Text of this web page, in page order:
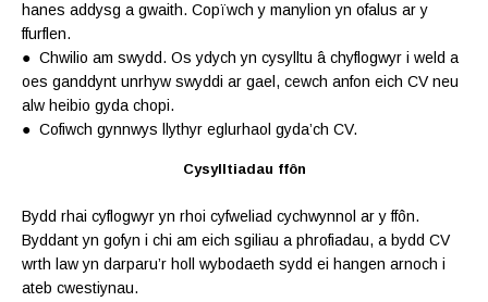
hanes addysg a gwaith. Copïwch y manylion yn ofalus ar y
ffurflen.
● Chwilio am swydd. Os ydych yn cysylltu â chyflogwyr i weld a
oes ganddynt unrhyw swyddi ar gael, cewch anfon eich CV neu
alw heibio gyda chopi.
● Cofiwch gynnwys llythyr eglurhaol gyda’ch CV.
Cysylltiadau ffôn
Bydd rhai cyflogwyr yn rhoi cyfweliad cychwynnol ar y ffôn.
Byddant yn gofyn i chi am eich sgiliau a phrofiadau, a bydd CV
wrth law yn darparu’r holl wybodaeth sydd ei hangen arnoch i
ateb cwestiynau.